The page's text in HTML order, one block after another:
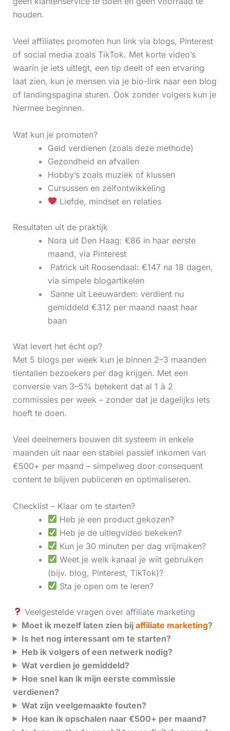
houden.
Veel affiliates promoten hun link via blogs, Pinterest
of social media zoals TikTok. Met korte video’s
waarin je iets uitlegt, een tip deelt of een ervaring
laat zien, kun je mensen via je bio-link naar een blog
of landingspagina sturen. Ook zonder volgers kun je
hiermee beginnen.
Wat kun je promoten?
Geld verdienen (zoals deze methode)
Gezondheid en afvallen
Hobby’s zoals muziek of klussen
Cursussen en zelfontwikkeling
Liefde, mindset en relaties
Resultaten uit de praktijk
Nora uit Den Haag: €86 in haar eerste
maand, via Pinterest
‍ Patrick uit Roosendaal: €147 na 18 dagen,
via simpele blogartikelen
‍ Sanne uit Leeuwarden: verdient nu
gemiddeld €312 per maand naast haar
baan
Wat levert het écht op?
Met 5 blogs per week kun je binnen 2–3 maanden
tientallen bezoekers per dag krijgen. Met een
conversie van 3–5% betekent dat al 1 à 2
commissies per week – zonder dat je dagelijks iets
hoeft te doen.
Veel deelnemers bouwen dit systeem in enkele
maanden uit naar een stabiel passief inkomen van
€500+ per maand – simpelweg door consequent
content te blijven publiceren en optimaliseren.
Checklist – Klaar om te starten?
Heb je een product gekozen?
Heb je de uitlegvideo bekeken?
Kun je 30 minuten per dag vrijmaken?
Weet je welk kanaal je wilt gebruiken
(bijv. blog, Pinterest, TikTok)?
Sta je open om te leren?
Veelgestelde vragen over affiliate marketing
Moet ik mezelf laten zien bij affiliate marketing?
Is het nog interessant om te starten?
Heb ik volgers of een netwerk nodig?
Wat verdien je gemiddeld?
Hoe snel kan ik mijn eerste commissie
verdienen?
Wat zijn veelgemaakte fouten?
Hoe kan ik opschalen naar €500+ per maand?